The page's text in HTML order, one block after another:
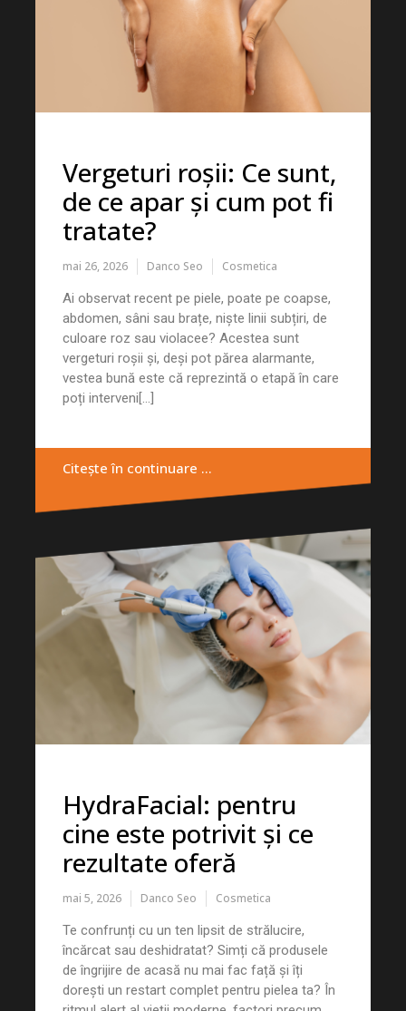
Vergeturi roșii: Ce sunt,
de ce apar și cum pot fi
tratate?
mai 26, 2026 Danco Seo Cosmetica
Ai observat recent pe piele, poate pe coapse,
abdomen, sâni sau brațe, niște linii subțiri, de
culoare roz sau violacee? Acestea sunt
vergeturi roșii și, deși pot părea alarmante,
vestea bună este că reprezintă o etapă în care
poți interveni[...]
Citește în continuare …
HydraFacial: pentru
cine este potrivit și ce
rezultate oferă
mai 5, 2026 Danco Seo Cosmetica
Te confrunți cu un ten lipsit de strălucire,
încărcat sau deshidratat? Simți că produsele
de îngrijire de acasă nu mai fac față și îți
dorești un restart complet pentru pielea ta? În